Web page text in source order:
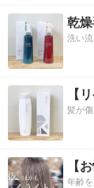
洗い
髪が
年齢